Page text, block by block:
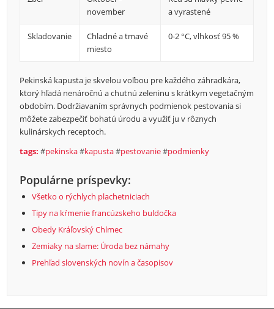
november
a vyrastené
Skladovanie
Chladné a tmavé
miesto
0-2 °C, vlhkosť 95 %
Pekinská kapusta je skvelou voľbou pre každého záhradkára,
ktorý hľadá nenáročnú a chutnú zeleninu s krátkym vegetačným
obdobím. Dodržiavaním správnych podmienok pestovania si
môžete zabezpečiť bohatú úrodu a využiť ju v rôznych
kulinárskych receptoch.
tags: #pekinska#kapusta#pestovanie#podmienky
Populárne príspevky:
Všetko o rýchlych plachetniciach
Tipy na kŕmenie francúzskeho buldočka
Obedy Kráľovský Chlmec
Zemiaky na slame: Úroda bez námahy
Prehľad slovenských novín a časopisov